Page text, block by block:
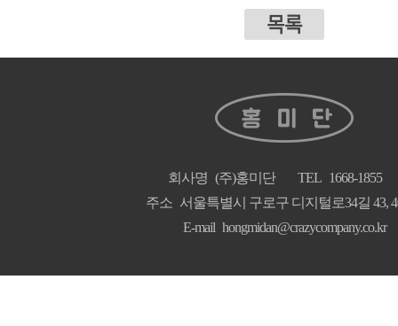
목록
회사명 (주)홍미단 TEL 1668-1855
주소 서울특별시 구로구 디지털로34길 43,
E-mail hongmidan@crazycompany.co.kr